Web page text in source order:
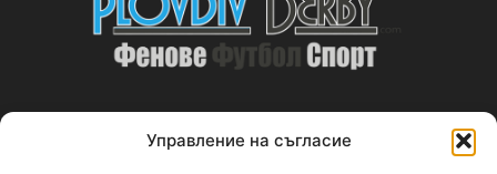
Управление на съгласие
ABOUT US